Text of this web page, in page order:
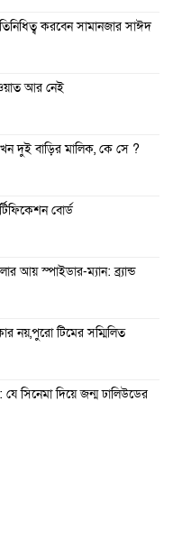
করবেন সামানজার সাঈদ
আর নেই
দুই বাড়ির মালিক, কে সে ?
বোর্ড
আয় স্পাইডার-ম্যান: ব্র্যান্ড
নয়,পুরো টিমের সম্মিলিত
সিনেমা দিয়ে জন্ম ঢালিউডের